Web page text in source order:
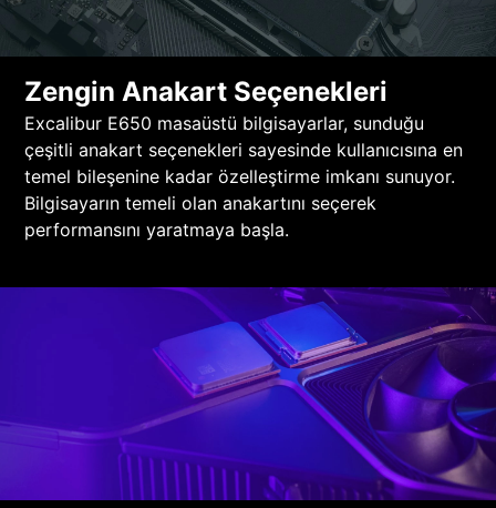
Zengin Anakart Seçenekleri
Excalibur E650 masaüstü bilgisayarlar, sunduğu
çeşitli anakart seçenekleri sayesinde kullanıcısına en
temel bileşenine kadar özelleştirme imkanı sunuyor.
Bilgisayarın temeli olan anakartını seçerek
performansını yaratmaya başla.